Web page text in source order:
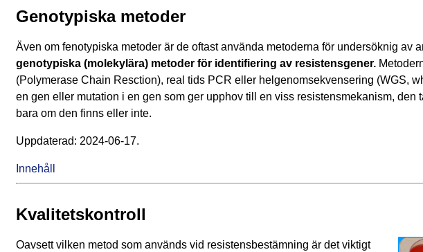
Genotypiska metoder
Även om fenotypiska metoder är de oftast använda metoderna för undersöknig av
genotypiska (molekylära) metoder för identifiering av resistensgener.
(Polymerase Chain Resction), real tids PCR eller helgenomsekvensering (WGS,
en gen eller mutation i en gen som ger upphov till en viss resistensmekanism, den
bara om den finns eller inte.
Upp­da­te­rad: 2024-06-17.
Innehåll
Kvalitetskontroll
Oavsett vilken metod som används vid resistensbestämning är det viktigt